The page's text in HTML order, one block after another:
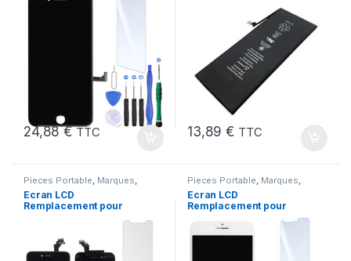
24,88€ TTC 13,89€ TTC
Pieces Portable, Marques,
Apple iPhone 6
Ecran LCD
Remplacement pour
Pieces Portable, Marques,
Apple iPhone 7 Plus
Ecran LCD
Remplacement pour
KIT Outils